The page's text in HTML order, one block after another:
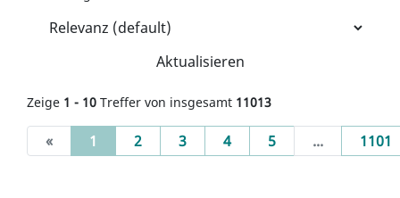
Aktualisieren
Zeige 1 - 10 Treffer von insgesamt 11013
« 1 (current)
2 3 4 5 ... 1101